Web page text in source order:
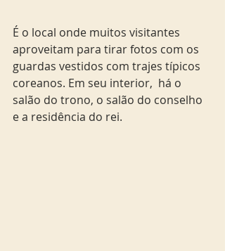
É o local onde muitos visitantes
aproveitam para tirar fotos com os
guardas vestidos com trajes típicos
coreanos. Em seu interior,  há o
salão do trono, o salão do conselho
e a residência do rei.